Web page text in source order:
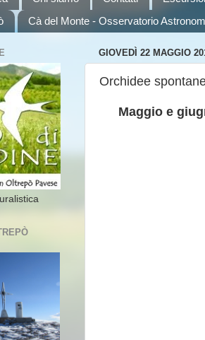
Cà del Monte - Osservatorio
GIOVEDÌ 22 MAGGIO
Orchidee
Maggio e